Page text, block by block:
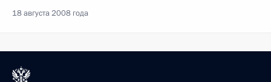
18 августа 2008 года